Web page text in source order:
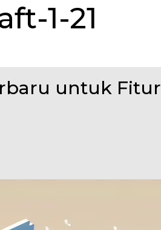
1-21
untuk Fitur